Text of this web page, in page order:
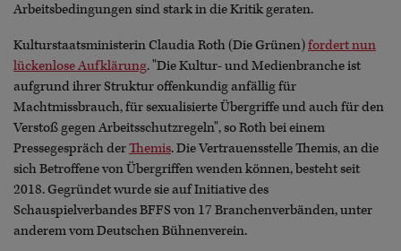
Arbeitsbedingungen sind stark in die Kritik geraten.
Kulturstaatsministerin Claudia Roth (Die Grünen)fordert nun
lückenlose Aufklärung. "Die Kultur- und Medienbranche ist
aufgrund ihrer Struktur offenkundig anfällig für
Machtmissbrauch, für sexualisierte Übergriffe und auch für den
Verstoß gegen Arbeitsschutzregeln", so Roth bei einem
Pressegespräch derThemis. Die Vertrauensstelle Themis, an die
sich Betroffene von Übergriffen wenden können, besteht seit
2018. Gegründet wurde sie auf Initiative des
Schauspielverbandes BFFS von 17 Branchenverbänden, unter
anderem vom Deutschen Bühnenverein.